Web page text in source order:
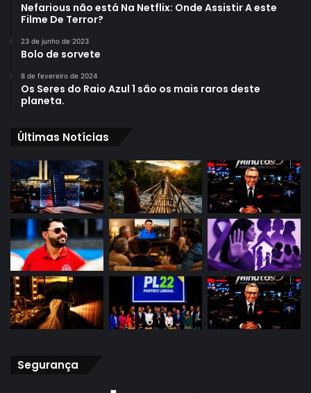
Nefarious não está Na Netflix: Onde Assistir A este
Filme De Terror?
23 de junho de 2023
Bolo de sorvete
8 de fevereiro de 2024
Os Seres do Raio Azul 1 são os mais raros deste
planeta.
Últimas Notícias
Segurança